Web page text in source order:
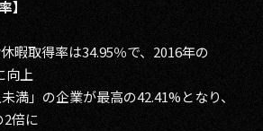
2024
】
暇取得率は34.95％で、2016年の
向上
満」の企業が最高の42.41%となり、
2倍に